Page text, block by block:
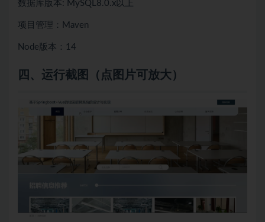
数据库版本: MySQL8.0.x以上
项目管理：Maven
Node版本：14
四、 运行截图（点图片可放大）